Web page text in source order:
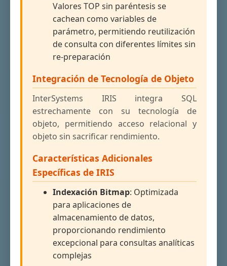
Valores TOP sin paréntesis se
cachean como variables de
parámetro, permitiendo reutilización
de consulta con diferentes límites sin
re-preparación
Integración de Tecnología de Objeto
InterSystems IRIS integra SQL
estrechamente con su tecnología de
objeto, permitiendo acceso relacional y
objeto sin sacrificar rendimiento.
Características Adicionales
Específicas de IRIS
Indexación Bitmap: Optimizada
para aplicaciones de
almacenamiento de datos,
proporcionando rendimiento
excepcional para consultas analíticas
complejas